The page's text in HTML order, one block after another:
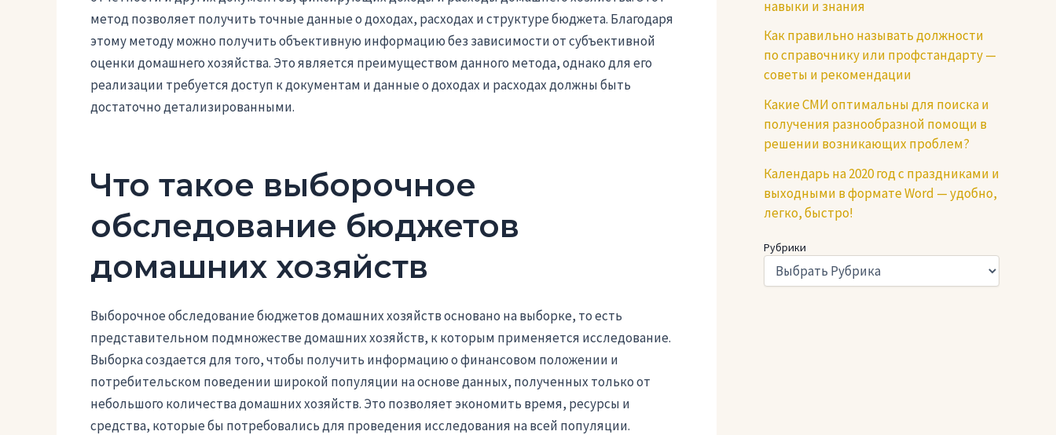
метод позволяет получить точные данные о доходах, расходах и структуре бюджета. Благодаря
этому методу можно получить объективную информацию без зависимости от субъективной
оценки домашнего хозяйства. Это является преимуществом данного метода, однако для его
реализации требуется доступ к документам и данные о доходах и расходах должны быть
достаточно детализированными.
Что такое выборочное
обследование бюджетов
домашних хозяйств
Выборочное обследование бюджетов домашних хозяйств основано на выборке, то есть
представительном подмножестве домашних хозяйств, к которым применяется исследование.
Выборка создается для того, чтобы получить информацию о финансовом положении и
потребительском поведении широкой популяции на основе данных, полученных только от
небольшого количества домашних хозяйств. Это позволяет экономить время, ресурсы и
средства, которые бы потребовались для проведения исследования на всей популяции.
навыки и знания
Как правильно называть должности
по справочнику или профстандарту —
советы и рекомендации
Какие СМИ оптимальны для поиска и
получения разнообразной помощи в
решении возникающих проблем?
Календарь на 2020 год с праздниками и
выходными в формате Word — удобно,
легко, быстро!
Рубрики